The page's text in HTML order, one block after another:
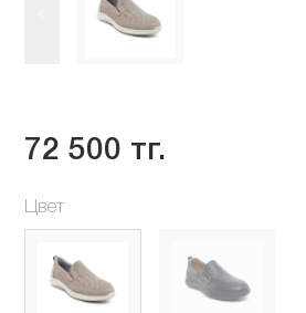
72 500 тг.
Цвет